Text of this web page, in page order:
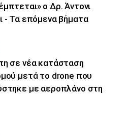
ο Δρ. Άντονι
- Τα επόμενα βήματα
σε νέα κατάσταση
μετά το drone που
με αεροπλάνο στη